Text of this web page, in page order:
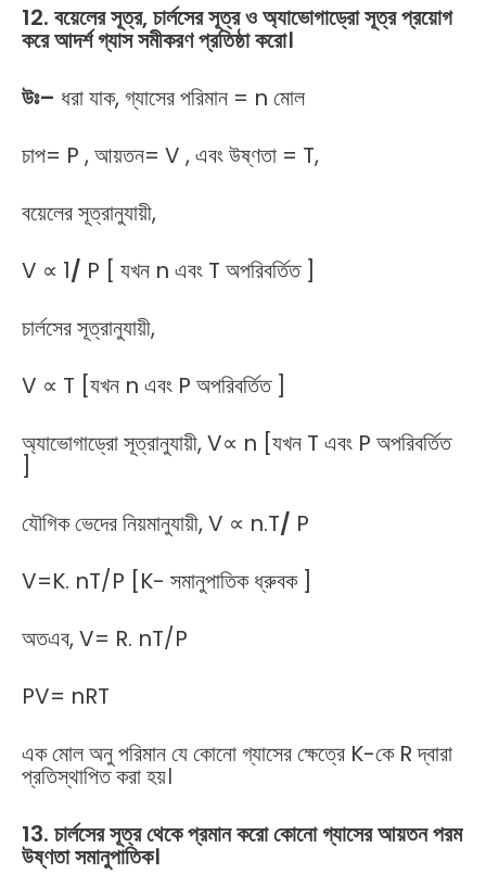
12. বয়েলের সূত্র, চার্লসের সূত্র ও অ্যাভোগাড্রো সূত্র প্রয়োগ
করে আদর্শ গ্যাস সমীকরণ প্রতিষ্ঠা করো।
উঃ– ধরা যাক, গ্যাসের পরিমান = n মোল
চাপ= P , আয়তন= V , এবং উষ্ণতা = T,
বয়েলের সূত্রানুযায়ী,
V ∝ 1/ P [ যখন n এবং T অপরিবর্তিত ]
চার্লসের সূত্রানুযায়ী,
V ∝ T [যখন n এবং P অপরিবর্তিত ]
অ্যাভোগাড্রো সূত্রানুযায়ী, V∝ n [যখন T এবং P অপরিবর্তিত
]
যৌগিক ভেদের নিয়মানুযায়ী, V ∝ n.T/ P
V=K. nT/P [K- সমানুপাতিক ধ্রুবক ]
অতএব, V= R. nT/P
PV= nRT
এক মোল অনু পরিমান যে কোনো গ্যাসের ক্ষেত্রে K-কে R দ্বারা
প্রতিস্থাপিত করা হয়।
13. চার্লসের সূত্র থেকে প্রমান করো কোনো গ্যাসের আয়তন পরম
উষ্ণতা সমানুপাতিক।